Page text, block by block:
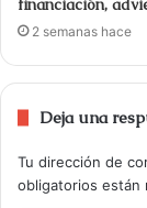
financiación,
2 semanas hace
Deja una
Tu dirección de
obligatorios están